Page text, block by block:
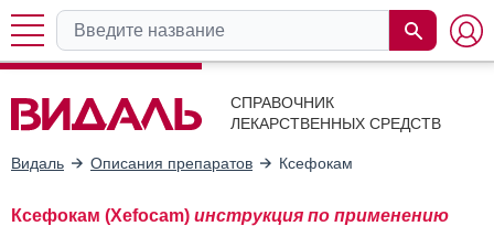
СПРАВОЧНИК
ЛЕКАРСТВЕННЫХ СРЕДСТВ
Видаль Описания препаратов Ксефокам
Ксефокам (Xefocam) инструкция по применению